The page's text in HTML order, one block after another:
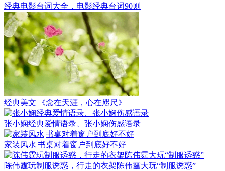
经典电影台词大全，电影经典台词90则
经典美文|《念在天涯，心在咫尺》
张小娴经典爱情语录、张小娴伤感语录
家装风水|书桌对着窗户到底好不好
陈伟霆玩制服诱惑，行走的衣架陈伟霆大玩“制服诱惑”